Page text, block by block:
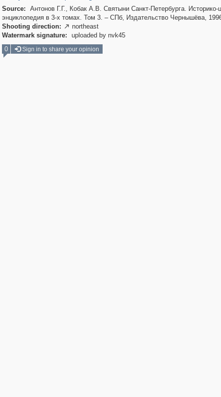
Source:
Антонов Г.Г., Кобак А.В. Святыни Санкт-Петербурга. Историко-
энциклопедия в 3-х томах. Том 3. – СПб, Издательство Чернышёва,
Shooting direction:  northeast
Watermark signature:
uploaded by nvk45
0
Sign in to share your opinion